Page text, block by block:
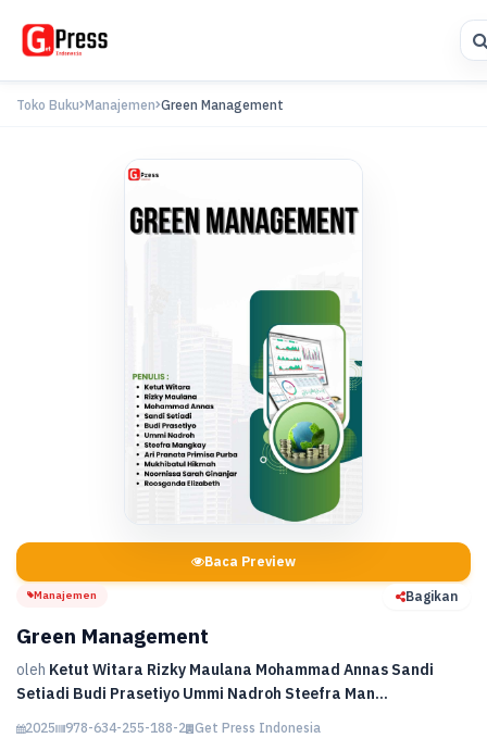
Toko Buku Manajemen Green Management
Baca Preview
Manajemen Bagikan
Green Management
oleh Ketut Witara Rizky Maulana Mohammad Annas Sandi
Setiadi Budi Prasetiyo Ummi Nadroh Steefra Man...
2025 978-634-255-188-2 Get Press Indonesia